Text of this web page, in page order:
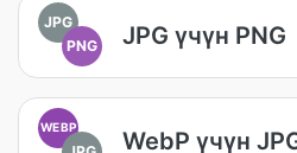
JPG
PNG
JPG үчүн PNG
WEBP WebP үчүн